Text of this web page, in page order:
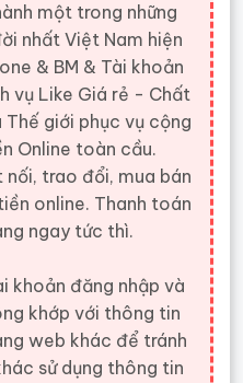
một trong những
nhất Việt Nam hiện
& BM & Tài khoản
vụ Like Giá rẻ - Chất
Thế giới phục vụ cộng
Online toàn cầu.
nối, trao đổi, mua bán
online. Thanh toán
ngay tức thì.
khoản đăng nhập và
khớp với thông tin
web khác để tránh
sử dụng thông tin